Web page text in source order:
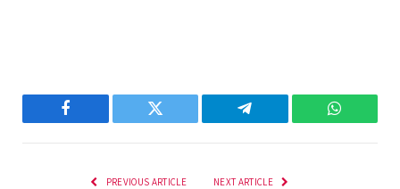
Facebook Twitter Telegram
PREVIOUS ARTICLE NEXT ARTICLE